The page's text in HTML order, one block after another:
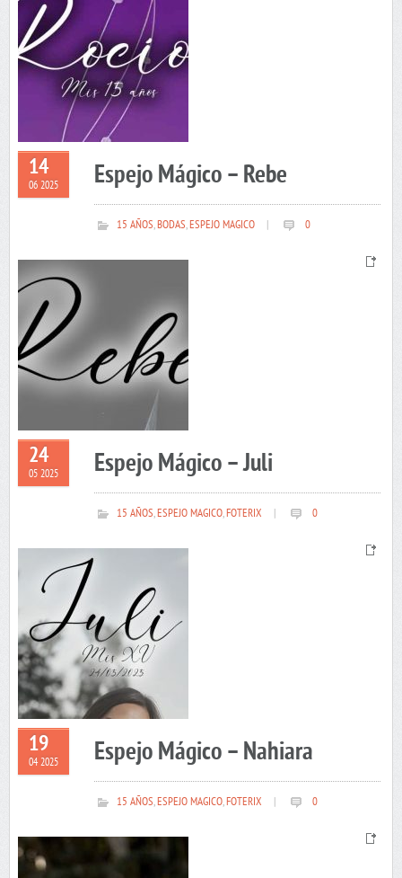
14
06 2025 Espejo Mágico – Rebe
15 AÑOS,BODAS,ESPEJO MAGICO 0
24
05 2025 Espejo Mágico – Juli
15 AÑOS,ESPEJO MAGICO,FOTERIX 0
19
04 2025 Espejo Mágico – Nahiara
15 AÑOS,ESPEJO MAGICO,FOTERIX 0